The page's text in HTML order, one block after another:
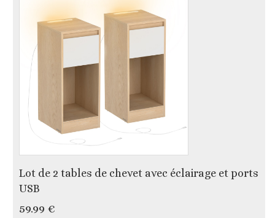
Lot de 2 tables de chevet avec éclairage et ports
USB
59.99 €